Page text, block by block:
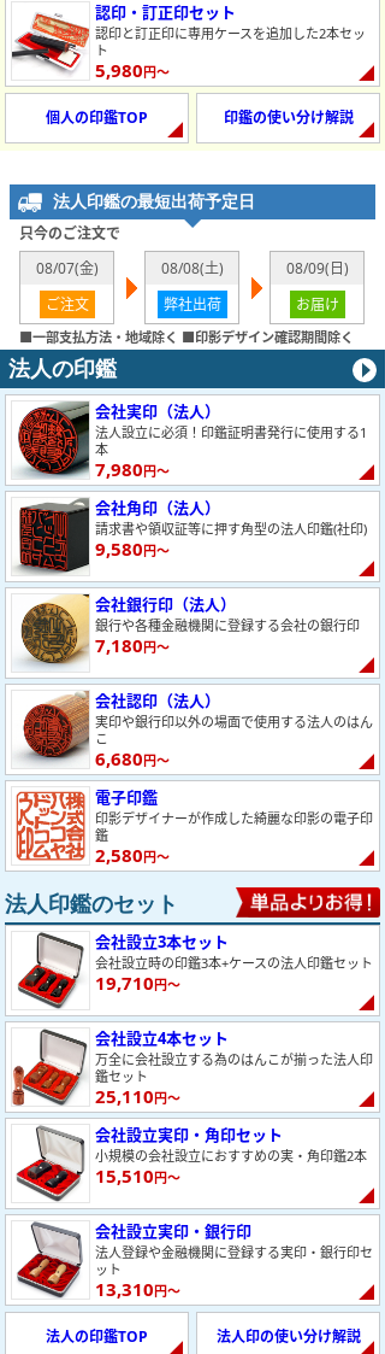
認印・訂正印セット
認印と訂正印に専用ケースを追加した2本セッ
ト
5,980円～
個人の印鑑TOP 印鑑の使い分け解説
法人印鑑の最短出荷予定日
只今のご注文で
08/07(金)
ご注文
08/08(土)
弊社出荷
08/09(日)
お届け
■一部支払方法・地域除く ■印影デザイン確認期間除く
法人の印鑑
会社実印（法人）
法人設立に必須！印鑑証明書発行に使用する1
本
7,980円～
会社角印（法人）
請求書や領収証等に押す角型の法人印鑑(社印)
9,580円～
会社銀行印（法人）
銀行や各種金融機関に登録する会社の銀行印
7,180円～
会社認印（法人）
実印や銀行印以外の場面で使用する法人のはん
こ
6,680円～
電子印鑑
印影デザイナーが作成した綺麗な印影の電子印
鑑
2,580円～
法人印鑑のセット
会社設立3本セット
会社設立時の印鑑3本+ケースの法人印鑑セット
19,710円～
会社設立4本セット
万全に会社設立する為のはんこが揃った法人印
鑑セット
25,110円～
会社設立実印・角印セット
小規模の会社設立におすすめの実・角印鑑2本
15,510円～
会社設立実印・銀行印
法人登録や金融機関に登録する実印・銀行印セ
ット
13,310円～
法人の印鑑TOP 法人印の使い分け解説